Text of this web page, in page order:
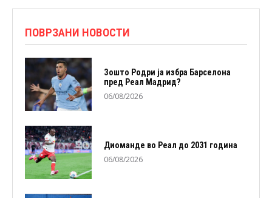
ПОВРЗАНИ НОВОСТИ
Зошто Родри ја избра Барселона
пред Реал Мадрид?
06/08/2026
Диоманде во Реал до 2031 година
06/08/2026